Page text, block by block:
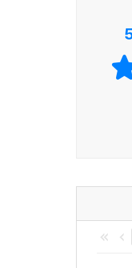
해박한 지
작가는 대
개인사와
인물이다.
인물들 간
아울러 탄